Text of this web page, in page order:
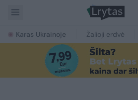
Karas Ukrainoje Žalioji erdvė